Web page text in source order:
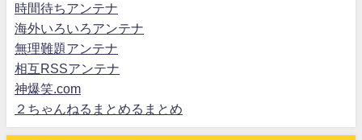
時間待ちアンテナ
海外いろいろアンテナ
無理難題アンテナ
相互RSSアンテナ
神爆笑.com
２ちゃんねるまとめるまとめ